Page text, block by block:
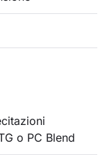
o PC Blend